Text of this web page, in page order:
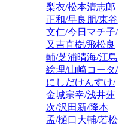
梨衣/松本清志郎
正和/早良朋/東谷
文仁/今日マチ子/
又吉直樹/飛松良
輔/芝浦晴海/江島
絵理/山崎コータ/
にしだけんすけ/
金城宗幸/浅井蓮
次/沢田新/降本
孟/樋口大輔/若松